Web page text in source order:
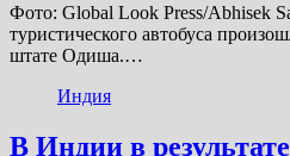
Фото: Global Look Press/Abhisek
туристического автобуса
штате Одиша.…
Индия
В Индии в